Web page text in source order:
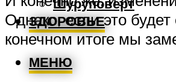
Шуруповерт
ЗДОРОВЬЕ
МЕНЮ
Однако, если это
конечном итоге мы